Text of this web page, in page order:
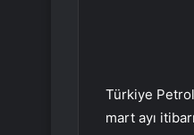
Türkiye
mart ayı